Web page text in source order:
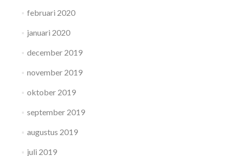
februari 2020
januari 2020
december 2019
november 2019
oktober 2019
september 2019
augustus 2019
juli 2019